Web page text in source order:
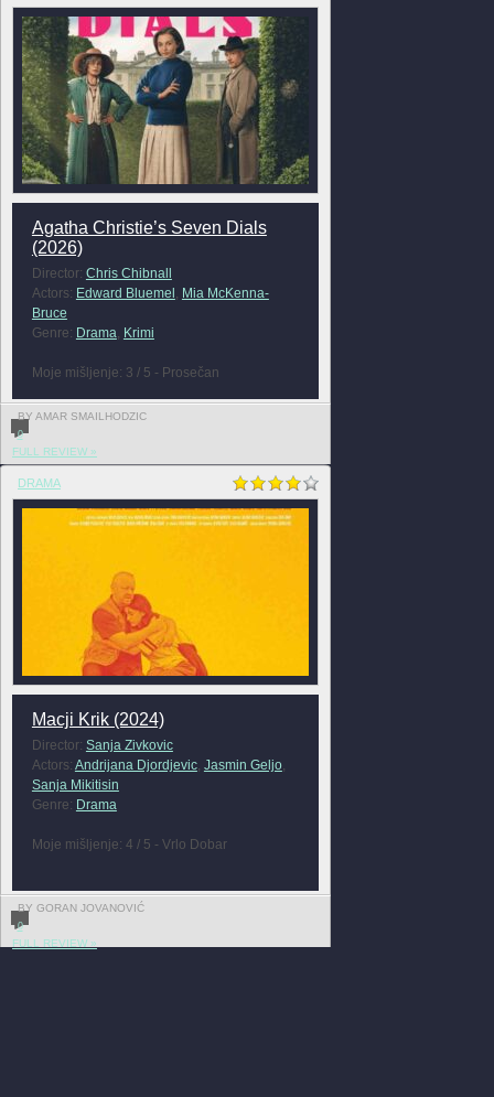
Agatha Christie’s Seven Dials
(2026)
Director: Chris Chibnall
Actors: Edward Bluemel , Mia McKenna-
Bruce
Genre: Drama, Krimi
Moje mišljenje: 3 / 5 - Prosečan
BY AMAR SMAILHODZIC
0
FULL REVIEW »
DRAMA
Macji Krik (2024)
Director: Sanja Zivkovic
Actors: Andrijana Djordjevic, Jasmin Geljo,
Sanja Mikitisin
Genre: Drama
Moje mišljenje: 4 / 5 - Vrlo Dobar
BY GORAN JOVANOVIĆ
0
FULL REVIEW »